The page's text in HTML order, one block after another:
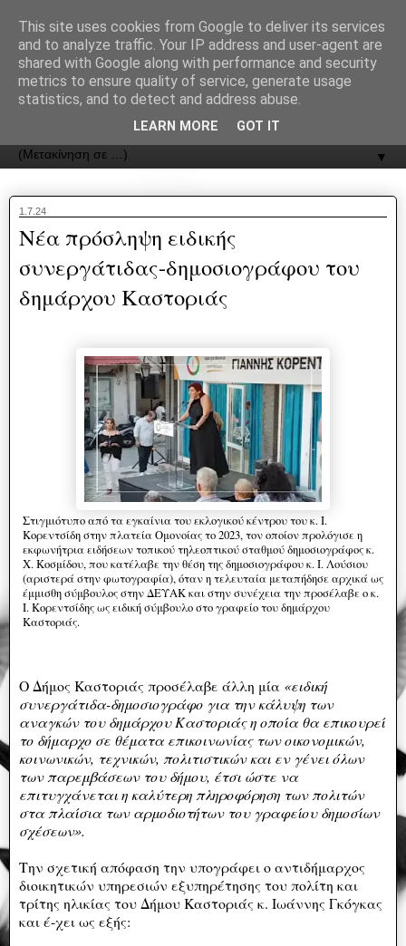
ΟΔΟΣ
▼
1.7.24
Νέα πρόσληψη ειδικής
συνεργάτιδας-δημοσιογράφου του
δημάρχου Καστοριάς
Στιγμιότυπο από τα εγκαίνια του εκλογικού κέντρου του κ. Ι.
Κορεντσίδη στην πλατεία Ομονοίας το 2023, τον οποίον προλόγισε η
εκφωνήτρια ειδήσεων τοπικού τηλεοπτικού σταθμού δημοσιογράφος κ.
Χ. Κοσμίδου, που κατέλαβε την θέση της δημοσιογράφου κ. Ι. Λούσιου
(αριστερά στην φωτογραφία), όταν η τελευταία μεταπήδησε αρχικά ως
έμμισθη σύμβουλος στην ΔΕΥΑΚ και στην συνέχεια την προσέλαβε ο κ.
Ι. Κορεντσίδης ως ειδική σύμβουλο στο γραφείο του δημάρχου
Καστοριάς.
Ο Δήμος Καστοριάς προσέλαβε άλλη μία «ειδική
συνεργάτιδα-δημοσιογράφο για την κάλυψη των
αναγκών του δημάρχου Καστοριάς η οποία θα επικουρεί
το δήμαρχο σε θέματα επικοινωνίας των οικονομικών,
κοινωνικών, τεχνικών, πολιτιστικών και εν γένει όλων
των παρεμβάσεων του δήμου, έτσι ώστε να
επιτυγχάνεται η καλύτερη πληροφόρηση των πολιτών
στα πλαίσια των αρμοδιοτήτων του γραφείου δημοσίων
σχέσεων».
Την σχετική απόφαση την υπογράφει ο αντιδήμαρχος
διοικητικών υπηρεσιών εξυπηρέτησης του πολίτη και
τρίτης ηλικίας του Δήμου Καστοριάς κ. Ιωάννης Γκόγκας
και έ-χει ως εξής:
This site uses cookies from Google to deliver its services
and to analyze traffic. Your IP address and user-agent are
shared with Google along with performance and security
metrics to ensure quality of service, generate usage
statistics, and to detect and address abuse.
LEARN MORE GOT IT